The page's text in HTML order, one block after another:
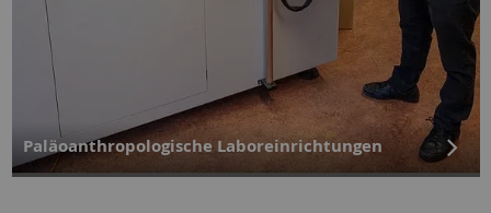
Paläoanthropologische Laboreinrichtungen